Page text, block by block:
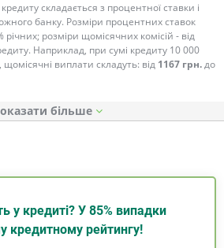
складається з процентної ставки і
банку. Розміри процентних ставок
річних; розміри щомісячних комісій - від
Наприклад, при сумі кредиту 10 000
щомісячні виплати складуть: від 1167 грн.до
у кредиті? У 85% випадки
кредитному рейтингу!